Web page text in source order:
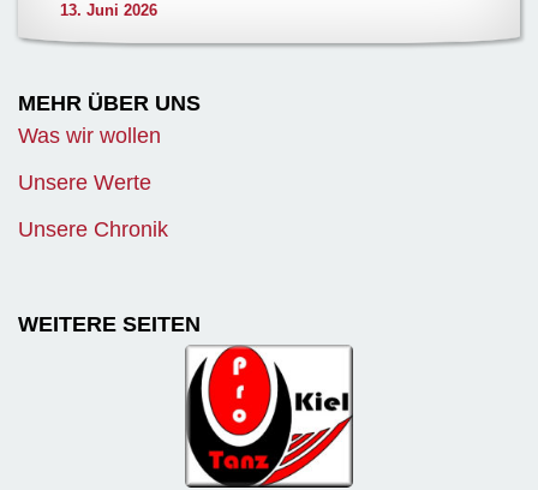
13. Juni 2026
MEHR ÜBER UNS
Was wir wollen
Unsere Werte
Unsere Chronik
WEITERE SEITEN